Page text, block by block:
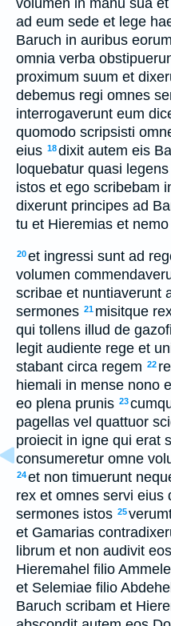
ad eum sede et lege
Baruch in auribus eorum
omnia verba
proximum suum et
debemus regi omnes
interrogaverunt eum
quomodo scripsisti
eius 18dixit autem eis
loquebatur quasi
istos et ego scribebam
dixerunt principes ad
tu et Hieremias et
20et ingressi sunt ad
volumen
scribae et nuntiaverunt
sermones 21 misitque
qui tollens illud de
legit audiente rege et
stabant circa regem 22
hiemali in mense nono
eo plena prunis 23
pagellas vel quattuor
proiecit in igne qui erat
consumeretur omne
24et non timuerunt
rex et omnes servi eius
sermones istos 25
et Gamarias
librum et non audivit eos
Hieremahel filio
et Selemiae filio
Baruch scribam et